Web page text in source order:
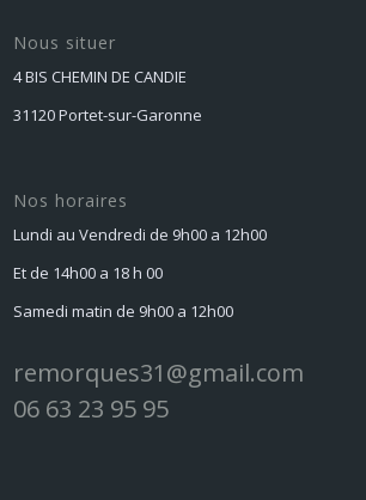
Nous situer
4 BIS CHEMIN DE CANDIE
31120 Portet-sur-Garonne
Nos horaires
Lundi au Vendredi de 9h00 a 12h00
Et de 14h00 a 18 h 00
Samedi matin de 9h00 a 12h00
remorques31@gmail.com
06 63 23 95 95